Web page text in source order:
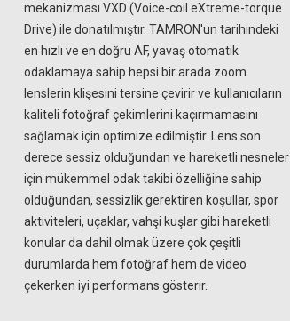
mekanizması VXD (Voice-coil eXtreme-torque
Drive) ile donatılmıştır. TAMRON'un tarihindeki
en hızlı ve en doğru AF, yavaş otomatik
odaklamaya sahip hepsi bir arada zoom
lenslerin klişesini tersine çevirir ve kullanıcıların
kaliteli fotoğraf çekimlerini kaçırmamasını
sağlamak için optimize edilmiştir. Lens son
derece sessiz olduğundan ve hareketli nesneler
için mükemmel odak takibi özelliğine sahip
olduğundan, sessizlik gerektiren koşullar, spor
aktiviteleri, uçaklar, vahşi kuşlar gibi hareketli
konular da dahil olmak üzere çok çeşitli
durumlarda hem fotoğraf hem de video
çekerken iyi performans gösterir.